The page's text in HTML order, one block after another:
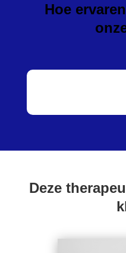
Hoe
Deze